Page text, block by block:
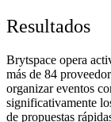
Resultados
Brytspace opera
más de 84
organizar eventos
significativamente
de propuestas